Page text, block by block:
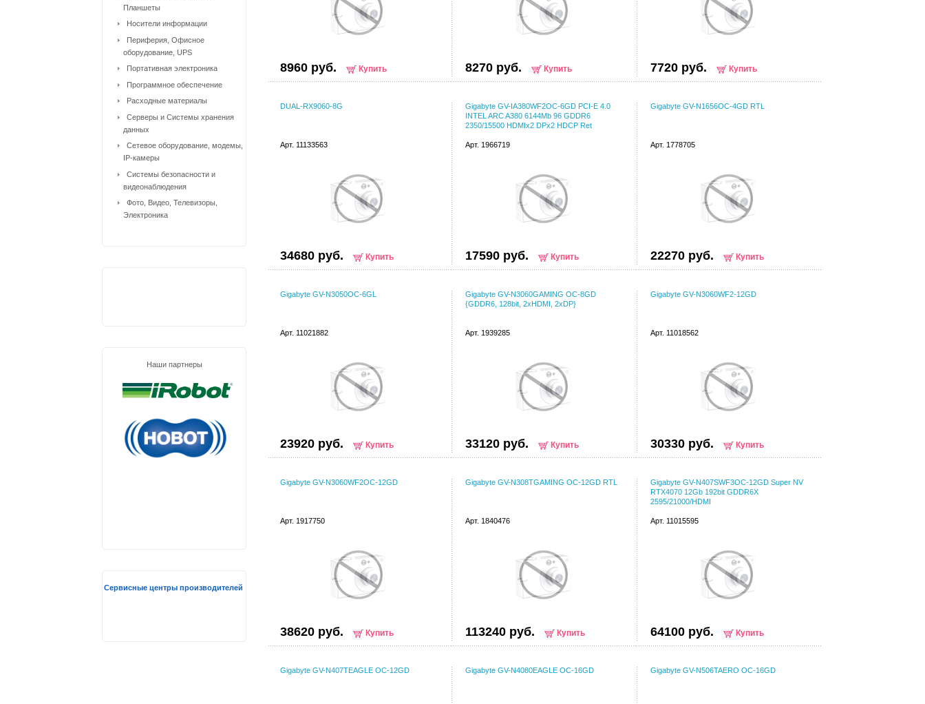
8960 руб. Купить 8270 руб. Купить 7720 руб. Купить
DUAL-RX9060-8G
Арт. 11133563
34680 руб. Купить
Gigabyte GV-IA380WF2OC-6GD PCI-E 4.0
INTEL ARC A380 6144Mb 96 GDDR6
2350/15500 HDMIx2 DPx2 HDCP Ret
Арт. 1966719
17590 руб. Купить
Gigabyte GV-N1656OC-4GD RTL
Арт. 1778705
22270 руб. Купить
Gigabyte GV-N3050OC-6GL
Арт. 11021882
23920 руб. Купить
Gigabyte GV-N3060GAMING OC-8GD
{GDDR6, 128bit, 2xHDMI, 2xDP}
Арт. 1939285
33120 руб. Купить
Gigabyte GV-N3060WF2-12GD
Арт. 11018562
30330 руб. Купить
Gigabyte GV-N3060WF2OC-12GD
Арт. 1917750
38620 руб. Купить
Gigabyte GV-N308TGAMING OC-12GD RTL
Арт. 1840476
113240 руб. Купить
Gigabyte GV-N407SWF3OC-12GD Super NV
RTX4070 12Gb 192bit GDDR6X
2595/21000/HDMI
Арт. 11015595
64100 руб. Купить
Gigabyte GV-N407TEAGLE OC-12GD Gigabyte GV-N4080EAGLE OC-16GD Gigabyte GV-N506TAERO OC-16GD
Планшеты
Носители информации
Периферия, Офисное
оборудование, UPS
Портативная электроника
Программное обеспечение
Расходные материалы
Серверы и Системы хранения
данных
Сетевое оборудование, модемы,
IP-камеры
Системы безопасности и
видеонаблюдения
Фото, Видео, Телевизоры,
Электроника
Наши партнеры
Сервисные центры производителей